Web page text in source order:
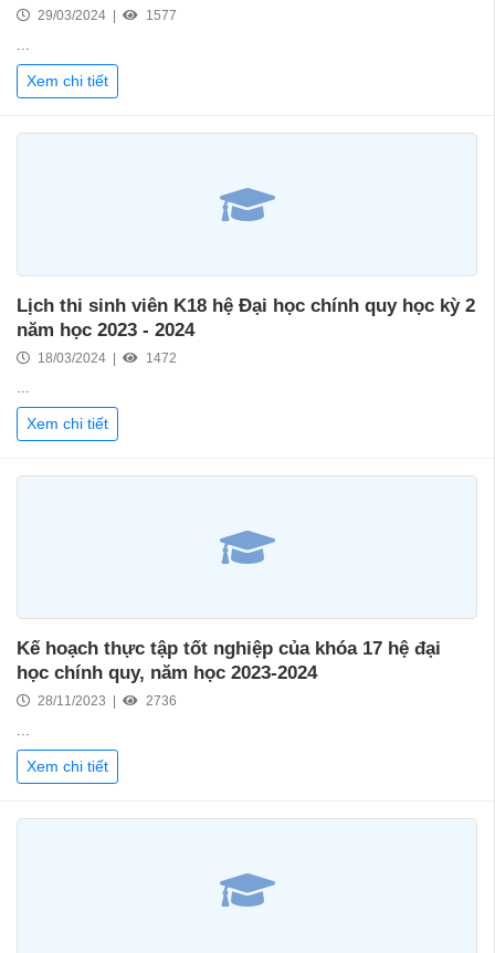
29/03/2024 | 1577
...
Xem chi tiết
Lịch thi sinh viên K18 hệ Đại học chính quy học kỳ 2
năm học 2023 - 2024
18/03/2024 | 1472
...
Xem chi tiết
Kế hoạch thực tập tốt nghiệp của khóa 17 hệ đại
học chính quy, năm học 2023-2024
28/11/2023 | 2736
...
Xem chi tiết